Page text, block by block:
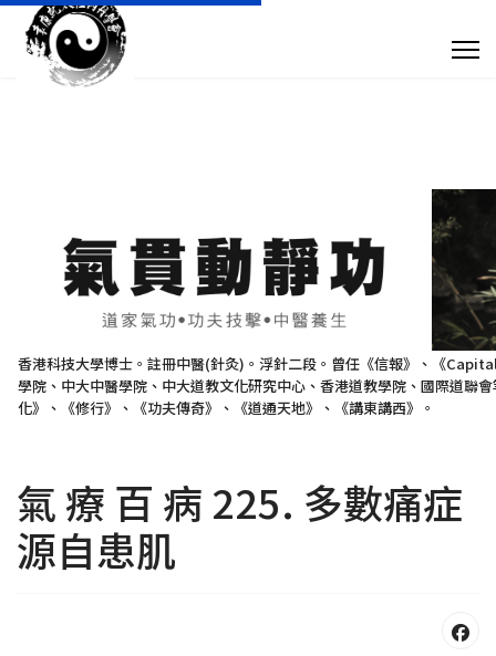
欄 文 章
搜尋
+852 28932893
taoistyuen@gmail.com
香港科技大學博士。註冊中醫(針灸)。浮針二段。曾任《信報》、《
學院、中大中醫學院、中大道教文化研究中心、香港道教學院、國際道聯
化》、《修行》、《功夫傳奇》、《道通天地》、《講東講西》。
氣 療 百 病 225. 多數痛症
源自患肌